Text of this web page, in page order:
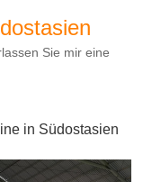
Sie mir eine
in Südostasien